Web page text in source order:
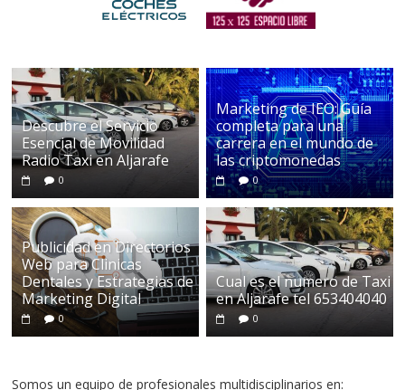
Descubre el Servicio
Esencial de Movilidad
Radio Taxi en Aljarafe
0
Marketing de IEO: Guía
completa para una
carrera en el mundo de
las criptomonedas
0
Publicidad en Directorios
Web para Clinicas
Dentales y Estrategias de
Marketing Digital
0
Cual es el numero de Taxi
en Aljarafe tel 653404040
0
Somos un equipo de profesionales multidisciplinarios en: